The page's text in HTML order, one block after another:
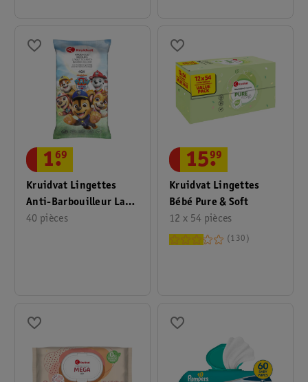
Kruidvat Lingettes
Anti-Barbouilleur La
Pat' Patrouille
40 pièces
1.
69
Kruidvat Lingettes
Bébé Pure & Soft
12 x 54 pièces
15.
99
130